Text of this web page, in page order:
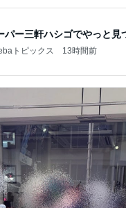
パー三軒ハシゴでやっと見
トピックス 13時間前